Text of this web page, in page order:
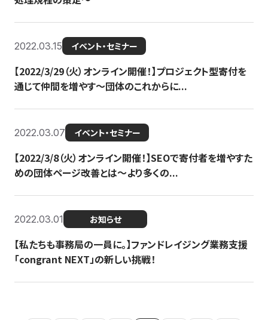
2022.03.15 イベント・セミナー
【2022/3/29（火）オンライン開催！】プロジェクト型寄付を
通じて仲間を増やす～団体のこれからに...
2022.03.07 イベント・セミナー
【2022/3/8（火）オンライン開催！】SEOで寄付者を増やすた
めの団体ページ改善とは～より多くの...
2022.03.01 お知らせ
【私たちも事務局の一員に。】ファンドレイジング業務支援
「congrant NEXT」の新しい挑戦！